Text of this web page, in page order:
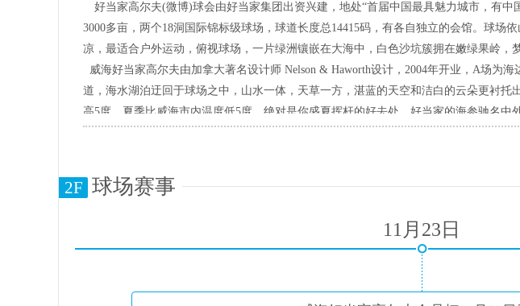
好当家高尔夫(微博)球会由好当家集团出资兴建，地处“首届中国最具魅力城市，有
3000多亩，两个18洞国际锦标级球场，球道长度总14415码，有各自独立的会馆。球场
凉，最适合户外运动，俯视球场，一片绿洲镶嵌在大海中，白色沙坑簇拥在嫩绿果岭，
威海好当家高尔夫由加拿大著名设计师 Nelson & Haworth设计，2004年开业，A场为
道，海水湖泊迂回于球场之中，山水一体，天草一方，湛蓝的天空和洁白的云朵更衬
高5度，夏季比威海市内温度低5度，绝对是你盛夏挥杆的好去处。好当家的海参驰名
中国二十家球场建立了姊妹球场，加强了友好交往。
2F 球场赛事
11月23日